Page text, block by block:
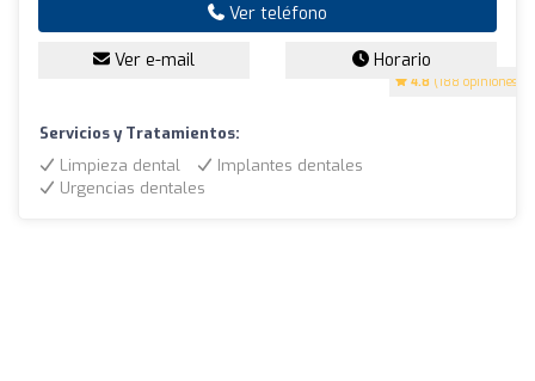
4.8 (188 opiniones)
Ver teléfono
Ver e-mail Horario
Servicios y Tratamientos:
Limpieza dental
Implantes dentales
Urgencias dentales